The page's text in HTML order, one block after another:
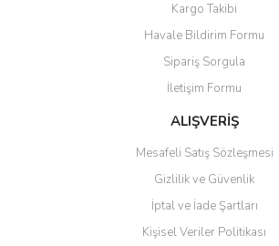
Ürün resmi kalitesiz, bozuk veya
Ürün açıklamasında eksik bilgiler bulunuyor.
Ürün bilgilerinde hatalar bulunuyor.
Ürün fiyatı diğer sitelerden daha pahalı.
Bu ürüne benzer farklı alternatifler olmalı.
Gönder
Kargo Takibi
Havale Bildirim Formu
Sipariş Sorgula
İletişim Formu
ALIŞVERİŞ
Mesafeli Satış Sözleşmesi
Gizlilik ve Güvenlik
İptal ve İade Şartları
Kişisel Veriler Politikası